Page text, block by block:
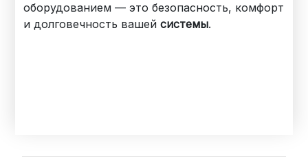
оборудованием — это безопасность, комфорт
и долговечность вашейсистемы.